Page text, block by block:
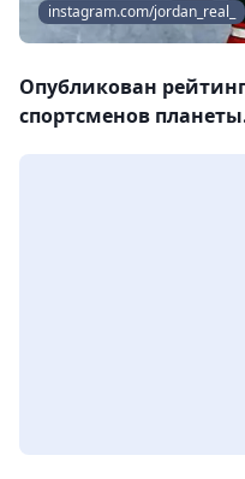
instagram.com/jordan_real_
Опубликован
спортсменов